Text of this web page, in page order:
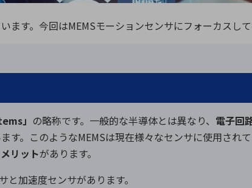
個人投資家の皆さまへ
丸文ってどんな会社
株主優待制度
個人投資家様向けイベント
丸文用語集
ます。今回はMEMSモーションセンサにフォーカスし
」 の略称です。一般的な半導体とは異なり、 電子回
す。このようなMEMSは現在様々なセンサに使用され
リットがあります。
加速度センサがあります。